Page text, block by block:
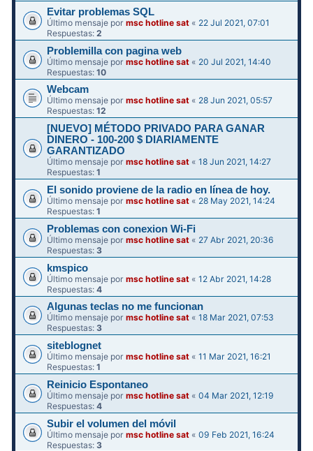
Evitar problemas SQL
Último mensaje pormsc hotline sat « 22 Jul 2021, 07:01
Respuestas:2
Problemilla con pagina web
Último mensaje pormsc hotline sat « 20 Jul 2021, 14:40
Respuestas:10
Webcam
Último mensaje pormsc hotline sat « 28 Jun 2021, 05:57
Respuestas:12
[NUEVO] MÉTODO PRIVADO PARA GANAR
DINERO - 100-200 $ DIARIAMENTE
GARANTIZADO
Último mensaje pormsc hotline sat «18 Jun 2021, 14:27
Respuestas:1
El sonido proviene de la radio en línea de hoy.
Último mensaje pormsc hotline sat « 28 May 2021, 14:24
Respuestas:1
Problemas con conexion Wi-Fi
Último mensaje pormsc hotline sat « 27 Abr 2021, 20:36
Respuestas: 3
kmspico
Último mensaje pormsc hotline sat «12 Abr 2021, 14:28
Respuestas:4
Algunas teclas no me funcionan
Último mensaje pormsc hotline sat «18 Mar 2021, 07:53
Respuestas: 3
siteblognet
Último mensaje pormsc hotline sat «11 Mar 2021, 16:21
Respuestas:1
Reinicio Espontaneo
Último mensaje pormsc hotline sat «04 Mar 2021, 12:19
Respuestas:4
Subir el volumen del móvil
Último mensaje pormsc hotline sat «09 Feb 2021, 16:24
Respuestas:3